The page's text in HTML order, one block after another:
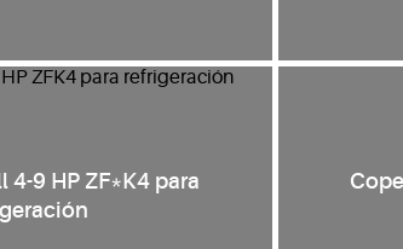
4-9 HP ZF*K4 para